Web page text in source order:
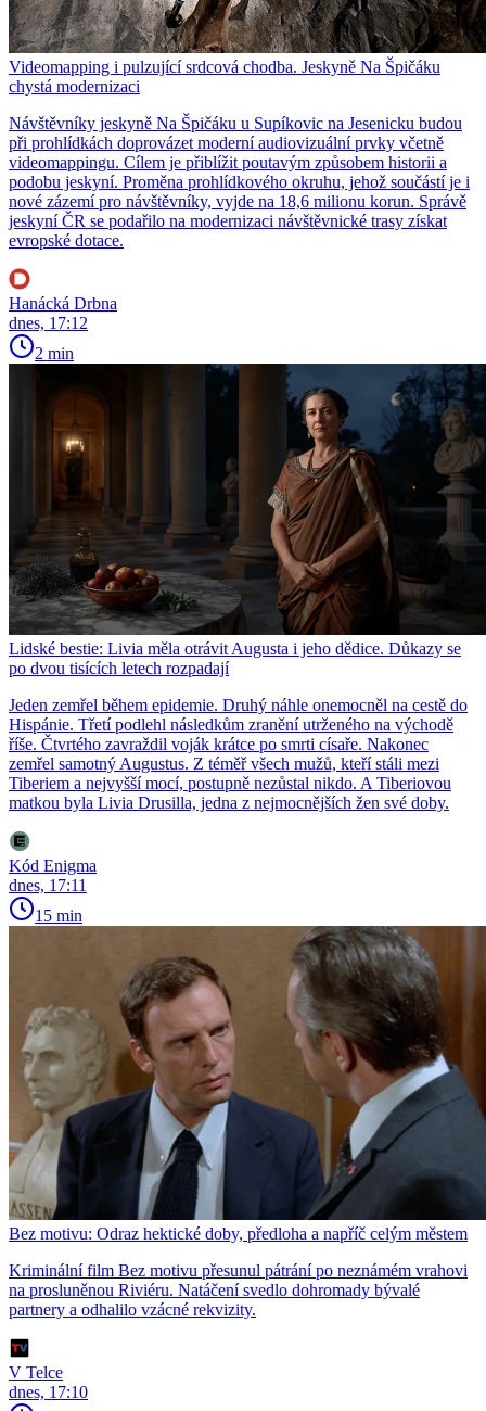
Videomapping i pulzující srdcová chodba. Jeskyně Na Špičáku
chystá modernizaci
Návštěvníky jeskyně Na Špičáku u Supíkovic na Jesenicku budou
při prohlídkách doprovázet moderní audiovizuální prvky včetně
videomappingu. Cílem je přiblížit poutavým způsobem historii a
podobu jeskyní. Proměna prohlídkového okruhu, jehož součástí je i
nové zázemí pro návštěvníky, vyjde na 18,6 milionu korun. Správě
jeskyní ČR se podařilo na modernizaci návštěvnické trasy získat
evropské dotace.
Hanácká Drbna
dnes, 17:12
2 min
Lidské bestie: Livia měla otrávit Augusta i jeho dědice. Důkazy se
po dvou tisících letech rozpadají
Jeden zemřel během epidemie. Druhý náhle onemocněl na cestě do
Hispánie. Třetí podlehl následkům zranění utrženého na východě
říše. Čtvrtého zavraždil voják krátce po smrti císaře. Nakonec
zemřel samotný Augustus. Z téměř všech mužů, kteří stáli mezi
Tiberiem a nejvyšší mocí, postupně nezůstal nikdo. A Tiberiovou
matkou byla Livia Drusilla, jedna z nejmocnějších žen své doby.
Kód Enigma
dnes, 17:11
15 min
Bez motivu: Odraz hektické doby, předloha a napříč celým městem
Kriminální film Bez motivu přesunul pátrání po neznámém vrahovi
na prosluněnou Riviéru. Natáčení svedlo dohromady bývalé
partnery a odhalilo vzácné rekvizity.
V Telce
dnes, 17:10